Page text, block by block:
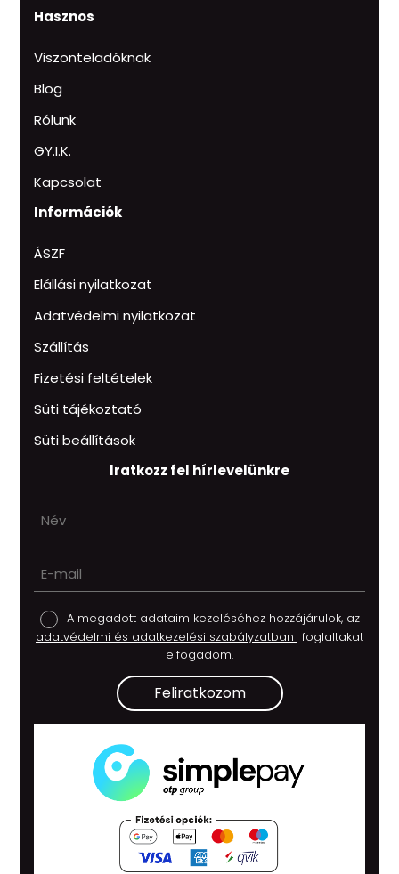
Hasznos
Viszonteladóknak
Blog
Rólunk
GY.I.K.
Kapcsolat
Információk
ÁSZF
Elállási nyilatkozat
Adatvédelmi nyilatkozat
Szállítás
Fizetési feltételek
Süti tájékoztató
Süti beállítások
Iratkozz fel hírlevelünkre
A megadott adataim kezeléséhez hozzájárulok, az
adatvédelmi és adatkezelési szabályzatban foglaltakat
elfogadom.
Feliratkozom